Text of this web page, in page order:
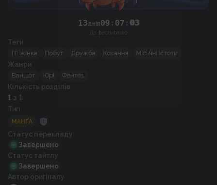
13днів09 : 07 : 03
До фестивалю
Теги
ГГ жінка Побут Дружба Кохання Міфічні істоти
Жанри
Ваншот Юрі Фентезі
Кількість розділів
1 з 1
Тип
МАНҐА
Статус перекладу
Завершено
Статус тайтлу
Завершено
Автор оригіналу